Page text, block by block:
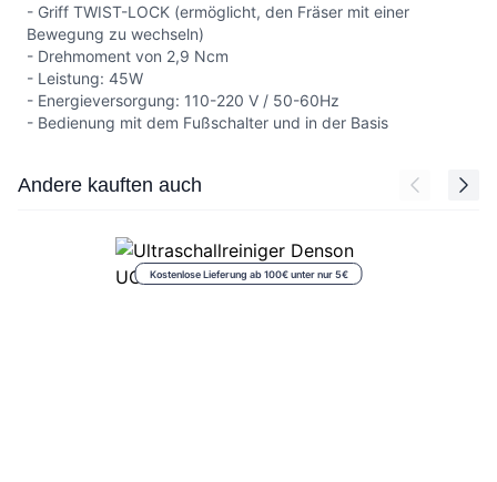
- Griff TWIST-LOCK (ermöglicht, den Fräser mit einer
Bewegung zu wechseln)
- Drehmoment von 2,9 Ncm
- Leistung: 45W
- Energieversorgung: 110-220 V / 50-60Hz
- Bedienung mit dem Fußschalter und in der Basis
Press to skip carousel
Andere kauften auch
Kostenlose Lieferung ab 100€ unter nur 5€